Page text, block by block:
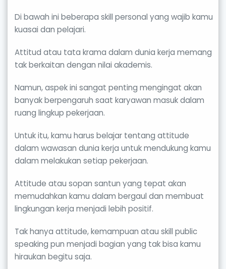
Di bawah ini beberapa skill personal yang wajib kamu
kuasai dan pelajari.
Attitud atau tata krama dalam dunia kerja memang
tak berkaitan dengan nilai akademis.
Namun, aspek ini sangat penting mengingat akan
banyak berpengaruh saat karyawan masuk dalam
ruang lingkup pekerjaan.
Untuk itu, kamu harus belajar tentang attitude
dalam wawasan dunia kerja untuk mendukung kamu
dalam melakukan setiap pekerjaan.
Attitude atau sopan santun yang tepat akan
memudahkan kamu dalam bergaul dan membuat
lingkungan kerja menjadi lebih positif.
Tak hanya attitude, kemampuan atau skill public
speaking pun menjadi bagian yang tak bisa kamu
hiraukan begitu saja.